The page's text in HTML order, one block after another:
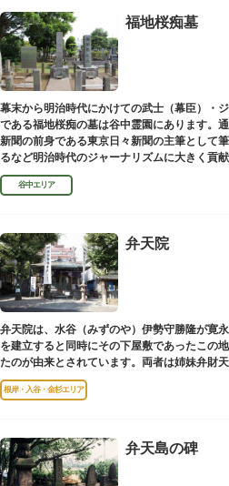
福地桜痴墓
幕末から明治時代にかけての武士（幕臣）・
である福地桜痴の墓は谷中霊園にあります。
新聞の前身である東京日々新聞の主筆として
るなど明治時代のジャーナリズムに大きく貢
学者として活躍しました。
谷中エリア
弁天院
弁天院は、水谷（みずのや）伊勢守勝隆が寛
を建立すると同時にその下屋敷であったこの
たのが由来とされています。両者は姉妹弁財天
根岸・入谷・金杉エリア
弁天島の碑